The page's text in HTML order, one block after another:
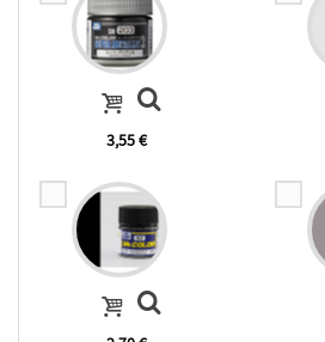
3,55 €